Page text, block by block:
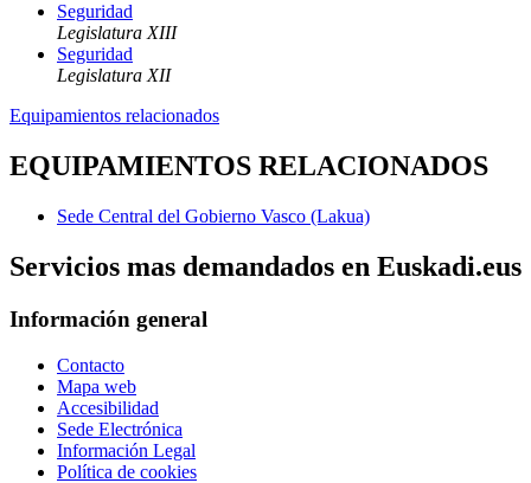
Seguridad
Legislatura XIII
Seguridad
Legislatura XII
Equipamientos relacionados
EQUIPAMIENTOS RELACIONADOS
Sede Central del Gobierno Vasco (Lakua)
Servicios mas demandados en Euskadi.eus
Información general
Contacto
Mapa web
Accesibilidad
Sede Electrónica
Información Legal
Política de cookies